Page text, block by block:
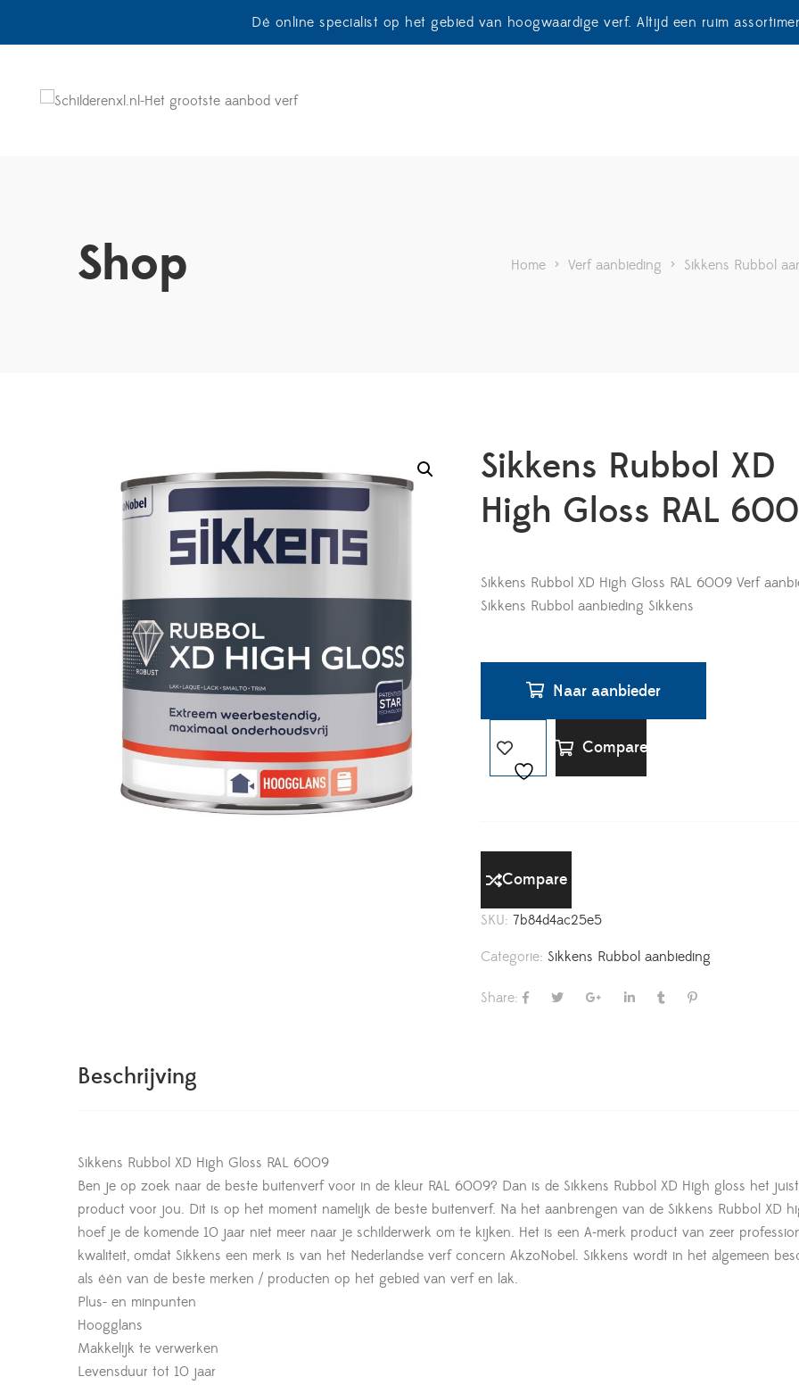
Dé online specialist op het gebied van hoogwaardige verf. Altijd een ruim
Shop Home > Verf aanbieding > Sikkens Rubbol
Sikkens Rubbol XD
High Gloss RAL
Sikkens Rubbol XD High Gloss RAL 6009 Verf
Sikkens Rubbol aanbieding Sikkens
Naar aanbieder
Compare
Compare
SKU:7b84d4ac25e5
Categorie:Sikkens Rubbol aanbieding
Share:
Beschrijving
Sikkens Rubbol XD High Gloss RAL 6009
Ben je op zoek naar de beste buitenverf voor in de kleur RAL 6009? Dan is de Sikkens Rubbol XD High gloss het
product voor jou. Dit is op het moment namelijk de beste buitenverf. Na het aanbrengen van de Sikkens Rubbol XD
hoef je de komende 10 jaar niet meer naar je schilderwerk om te kijken. Het is een A-merk product van zeer
kwaliteit, omdat Sikkens een merk is van het Nederlandse verf concern AkzoNobel. Sikkens wordt in het algemeen
als één van de beste merken / producten op het gebied van verf en lak.
Plus- en minpunten
Hoogglans
Makkelijk te verwerken
Levensduur tot 10 jaar